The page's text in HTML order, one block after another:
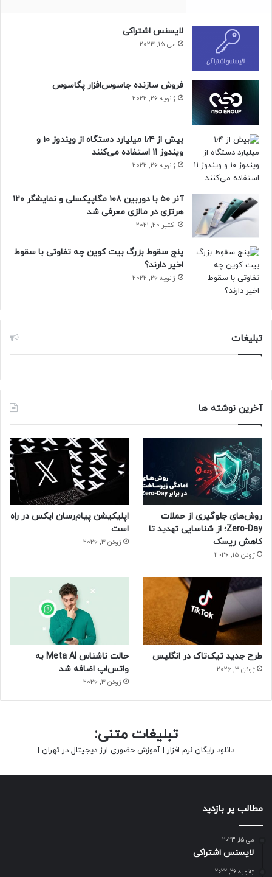
نسخه‌ی بعدی پوسته‌ی سفارشی اندرویدی این شرکت در شیائومی
۱۳ و شیائومی ۱۳ پرو استفاده خواهد شد؛ گوشی‌هایی که انتظار
داریم ماه آینده در بازار چین معرفی شوند. براساس نسخه‌های
مجله خبری نیوزلن
لایسنس اشتراکی
می 15, 2023
فروش سازنده جاسوس‌افزار پگاسوس
ژانویه 26, 2022
بیش از ۱٫۴ میلیارد دستگاه از ویندوز ۱۰ و
ویندوز ۱۱ استفاده می‌کنند
ژانویه 26, 2022
آنر ۵۰ با دوربین ۱۰۸ مگاپیکسلی و نمایشگر ۱۲۰
هرتزی در مالزی معرفی شد
اکتبر 20, 2021
پنج سقوط بزرگ بیت کوین چه تفاوتی با سقوط
اخیر دارند؟
ژانویه 26, 2022
تبلیغات
آخرین نوشته ها
روش‌های جلوگیری از حملات
Zero-Day؛ از شناسایی تهدید تا
کاهش ریسک
ژوئن 15, 2026
اپلیکیشن پیام‌رسان ایکس در راه
است
ژوئن 3, 2026
طرح جدید تیک‌تاک در انگلیس
ژوئن 3, 2026
حالت ناشناس Meta AI به
واتس‌اپ اضافه شد
ژوئن 3, 2026
تبلیغات متنی:
دانلود رایگان نرم افزار | آموزش حضوری ارز دیجیتال در تهران |
مطالب پر بازدید
می 15, 2023
لایسنس اشتراکی
ژانویه 26, 2022